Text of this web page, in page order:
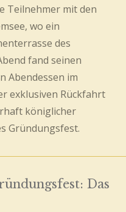
Teilnehmer mit den
wo ein
des
fand seinen
Abendessen im
exklusiven Rückfahrt
königlicher
Gründungsfest.
Das